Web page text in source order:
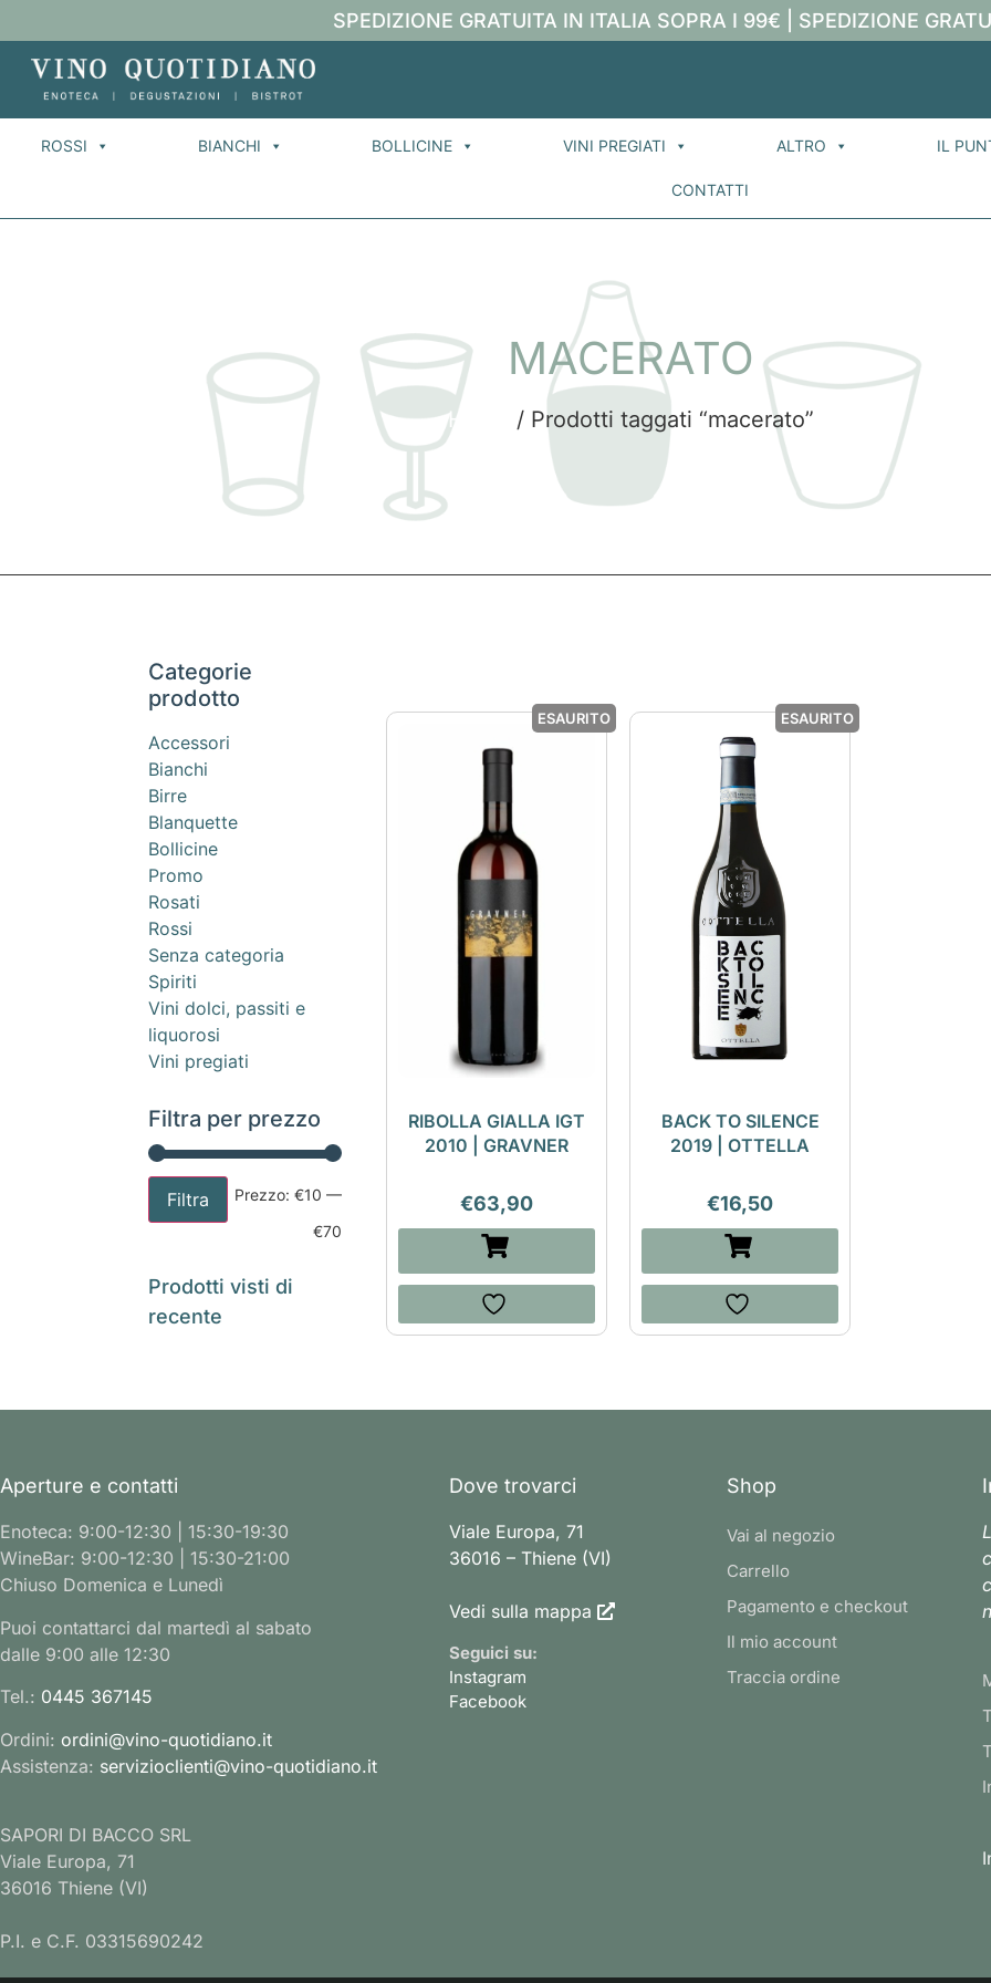
SPEDIZIONE GRATUITA IN ITALIA SOPRA I 99€ | SPEDIZIONE
ROSSI BIANCHI BOLLICINE VINI PREGIATI ALTRO IL
CONTATTI
MACERATO
Home / Prodotti taggati “macerato”
Categorie
prodotto
Accessori
Bianchi
Birre
Blanquette
Bollicine
Promo
Rosati
Rossi
Senza categoria
Spiriti
Vini dolci, passiti e
liquorosi
Vini pregiati
Filtra per prezzo
Filtra Prezzo:€10 —
€70
Prodotti visti di
recente
ESAURITO
RIBOLLA GIALLA IGT
2010 | GRAVNER
€63,90
ESAURITO
BACK TO SILENCE
2019 | OTTELLA
€16,50
Aperture e contatti
Enoteca: 9:00-12:30 | 15:30-19:30
WineBar: 9:00-12:30 | 15:30-21:00
Chiuso Domenica e Lunedì
Puoi contattarci dal martedì al sabato
dalle 9:00 alle 12:30
Tel.: 0445 367145
Ordini: ordini@vino-quotidiano.it
Assistenza: servizioclienti@vino-quotidiano.it
SAPORI DI BACCO SRL
Viale Europa, 71
36016 Thiene (VI)
P.I. e C.F. 03315690242
Dove trovarci
Viale Europa, 71
36016 – Thiene (VI)
Vedi sulla mappa
Seguici su:
Instagram
Facebook
Shop
Vai al negozio
Carrello
Pagamento e checkout
Il mio account
Traccia ordine